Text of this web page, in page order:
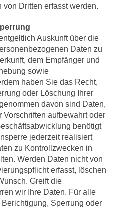
von Dritten erfasst werden.
Auskunft über die
Daten zu
dem Empfänger und
sowie
haben Sie das Recht,
oder Löschung Ihrer
davon sind Daten,
Vorschriften aufbewahrt oder
benötigt
jederzeit realisiert
zu Kontrollzwecken in
Werden Daten nicht von
erfasst, löschen
Greift die
wir Ihre Daten. Für alle
Sperrung oder